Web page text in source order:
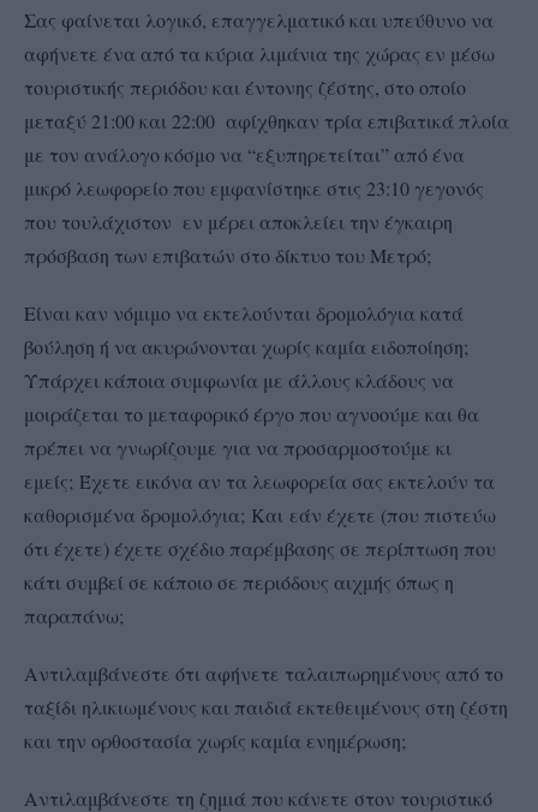
Σας φαίνεται λογικό, επαγγελματικό και υπεύθυνο να
αφήνετε ένα από τα κύρια λιμάνια της χώρας εν μέσω
τουριστικής περιόδου και έντονης ζέστης, στο οποίο
μεταξύ 21:00 και 22:00 αφίχθηκαν τρία επιβατικά πλοία
με τον ανάλογο κόσμο να “εξυπηρετείται” από ένα
μικρό λεωφορείο που εμφανίστηκε στις 23:10 γεγονός
που τουλάχιστον εν μέρει αποκλείει την έγκαιρη
πρόσβαση των επιβατών στο δίκτυο του Μετρό;
Είναι καν νόμιμο να εκτελούνται δρομολόγια κατά
βούληση ή να ακυρώνονται χωρίς καμία ειδοποίηση;
Υπάρχει κάποια συμφωνία με άλλους κλάδους να
μοιράζεται το μεταφορικό έργο που αγνοούμε και θα
πρέπει να γνωρίζουμε για να προσαρμοστούμε κι
εμείς; Έχετε εικόνα αν τα λεωφορεία σας εκτελούν τα
καθορισμένα δρομολόγια; Και εάν έχετε (που πιστεύω
ότι έχετε) έχετε σχέδιο παρέμβασης σε περίπτωση που
κάτι συμβεί σε κάποιο σε περιόδους αιχμής όπως η
παραπάνω;
Αντιλαμβάνεστε ότι αφήνετε ταλαιπωρημένους από το
ταξίδι ηλικιωμένους και παιδιά εκτεθειμένους στη ζέστη
και την ορθοστασία χωρίς καμία ενημέρωση;
Αντιλαμβάνεστε τη ζημιά που κάνετε στον τουριστικό